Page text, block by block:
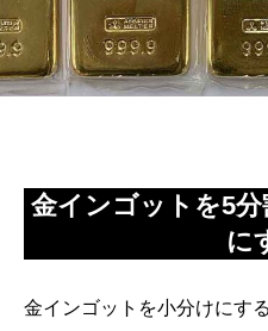
金インゴットを5
に
金インゴットを小分けにす